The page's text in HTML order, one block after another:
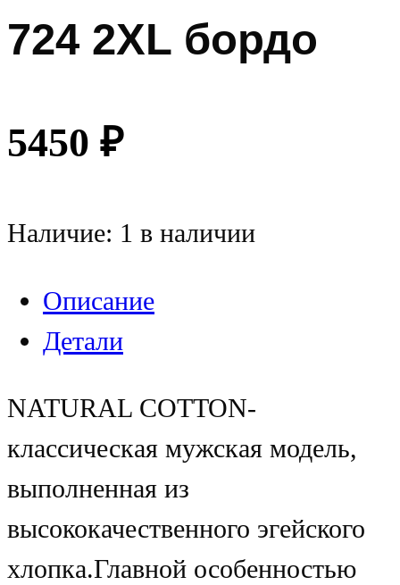
724 2XL бордо
5450 ₽
Наличие: 1 в наличии
Описание
Детали
NATURAL COTTON-
классическая мужская модель,
выполненная из
высококачественного эгейского
хлопка.Главной особенностью